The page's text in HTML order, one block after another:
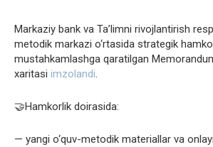
Markaziy bank va Ta’limni rivojlantirish
metodik markazi o‘rtasida strategik
mustahkamlashga qaratilgan
xaritasi imzolandi.
🤝Hamkorlik doirasida:
— yangi o‘quv-metodik materiallar va